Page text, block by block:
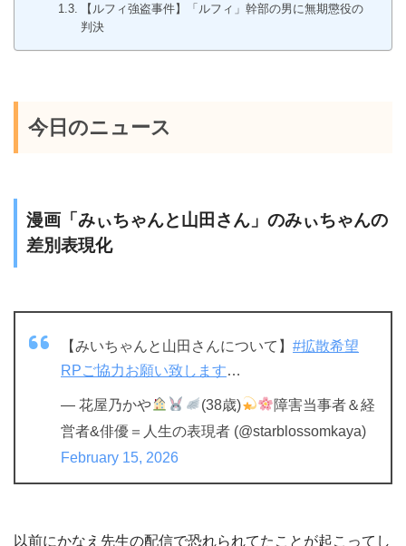
【ルフィ強盗事件】「ルフィ」幹部の男に無期懲役の
判決
今日のニュース
漫画「みぃちゃんと山田さん」のみぃちゃんの
差別表現化
【みいちゃんと山田さんについて】 #拡散希望
RPご協力お願い致します…
— 花屋乃かや (38歳)
障害当事者＆経
営者&俳優＝人生の表現者 (@starblossomkaya)
February 15, 2026
以前にかなえ先生の配信で恐れられてたことが起こってし